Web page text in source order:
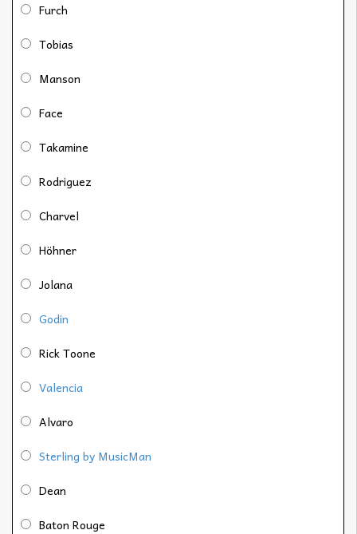
Furch
Tobias
Manson
Face
Takamine
Rodriguez
Charvel
Höhner
Jolana
Godin
Rick Toone
Valencia
Alvaro
Sterling by MusicMan
Dean
Baton Rouge